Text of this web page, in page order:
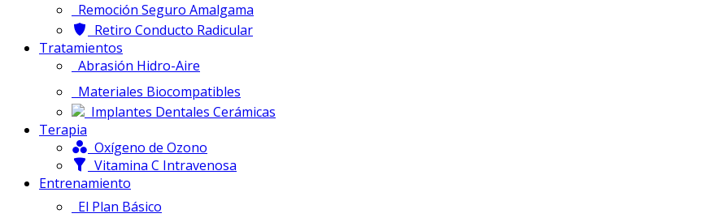
Remoción Seguro Amalgama
Retiro Conducto Radicular
Tratamientos
Abrasión Hidro-Aire
Materiales Biocompatibles
Implantes Dentales Cerámicas
Terapia
Oxígeno de Ozono
Vitamina C Intravenosa
Entrenamiento
El Plan Básico